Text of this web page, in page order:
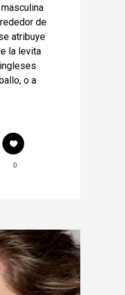
de
atribuye
la levita
o a
0